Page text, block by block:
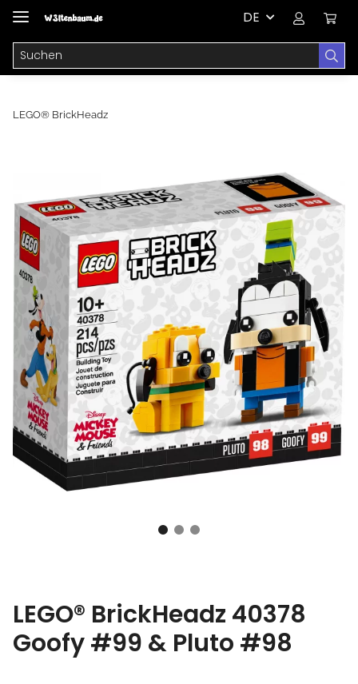
DE
LEGO® BrickHeadz
LEGO® BrickHeadz 40378
Goofy #99 & Pluto #98